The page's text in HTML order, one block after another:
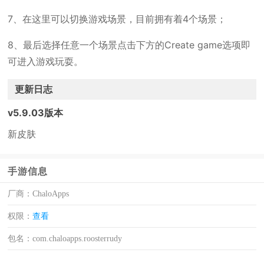
7、在这里可以切换游戏场景，目前拥有着4个场景；
8、最后选择任意一个场景点击下方的Create game选项即
可进入游戏玩耍。
更新日志
v5.9.03版本
新皮肤
手游信息
厂商：ChaloApps
权限：查看
包名：com.chaloapps.roosterrudy